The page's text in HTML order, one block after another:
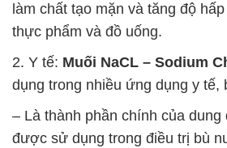
làm chất tạo mặn và tăng độ
thực phẩm và đồ uống.
2. Y tế: Muối NaCL – Sodium
dụng trong nhiều ứng dụng y tế,
– Là thành phần chính của dung
được sử dụng trong điều trị bù